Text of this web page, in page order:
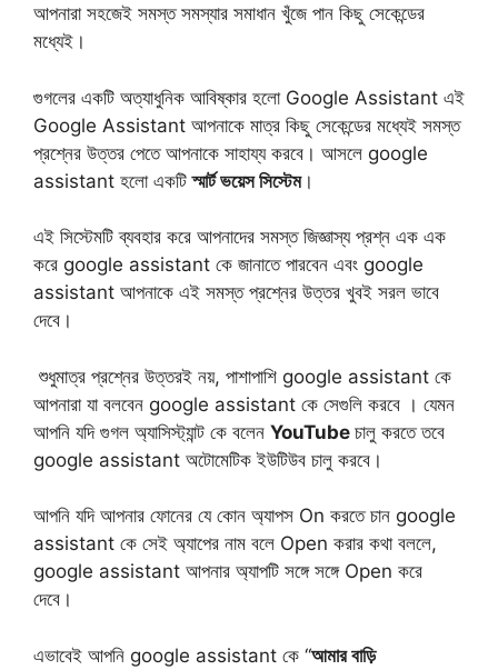
আপনারা সহজেই সমস্ত সমস্যার সমাধান খুঁজে পান কিছু সেকেন্ডের
মধ্যেই।
গুগলের একটি অত্যাধুনিক আবিষ্কার হলো Google Assistant এই
Google Assistant আপনাকে মাত্র কিছু সেকেন্ডের মধ্যেই সমস্ত
প্রশ্নের উত্তর পেতে আপনাকে সাহায্য করবে। আসলে google
assistant হলো একটিস্মার্ট ভয়েস সিস্টেম।
এই সিস্টেমটি ব্যবহার করে আপনাদের সমস্ত জিজ্ঞাস্য প্রশ্ন এক এক
করে google assistant কে জানাতে পারবেন এবং google
assistant আপনাকে এই সমস্ত প্রশ্নের উত্তর খুবই সরল ভাবে
দেবে।
শুধুমাত্র প্রশ্নের উত্তরই নয়, পাশাপাশি google assistant কে
আপনারা যা বলবেন google assistant কে সেগুলি করবে । যেমন
আপনি যদি গুগল অ্যাসিস্ট্যান্ট কে বলেন YouTube চালু করতে তবে
google assistant অটোমেটিক ইউটিউব চালু করবে।
আপনি যদি আপনার ফোনের যে কোন অ্যাপস On করতে চান google
assistant কে সেই অ্যাপের নাম বলে Open করার কথা বললে,
google assistant আপনার অ্যাপটি সঙ্গে সঙ্গে Open করে
দেবে।
এভাবেই আপনি google assistant কে “আমার বাড়ি